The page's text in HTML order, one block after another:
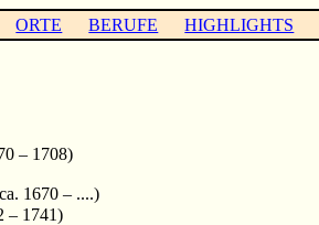
ORTE BERUFE HIGHLIGHTS
– 1708)
1670 – ....)
– 1741)